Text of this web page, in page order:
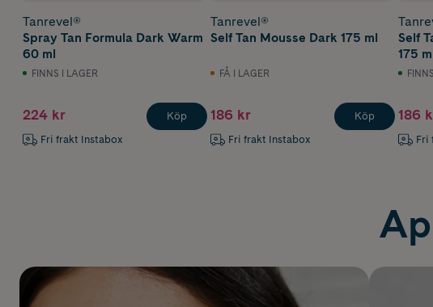
Tanrevel®
Spray Tan Formula Dark Warm
60 ml
FINNS I LAGER
224 kr
Fri frakt Instabox
Köp
Tanrevel®
Self Tan Mousse Dark 175 ml
FÅ I LAGER
186 kr
Fri frakt Instabox
Köp
Self
175
186
Fri